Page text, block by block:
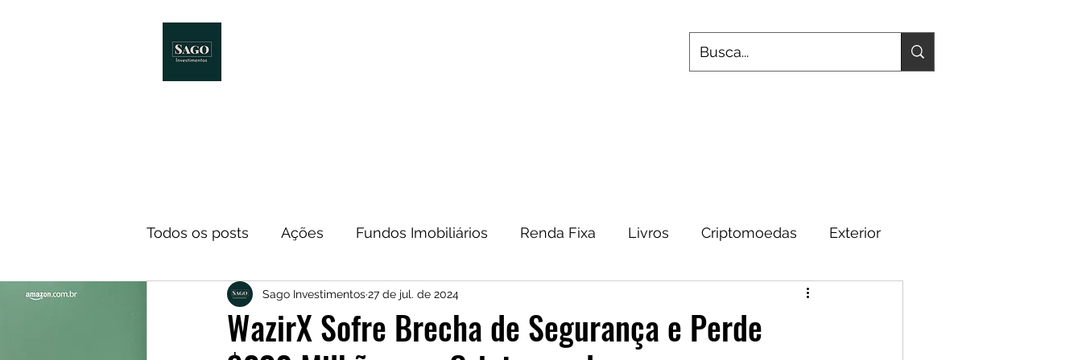
Todos os posts Ações Fundos Imobiliários Renda Fixa Livros Criptomoedas Exterior
Notícias ETF Economia Metais Preciosos Fundamentos
WazirX Sofre Brecha de Segurança e Perde
Sago Investimentos27 de jul. de 2024